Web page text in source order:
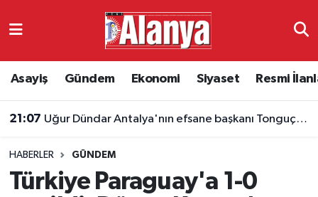
Asayiş Gündem Ekonomi Siyaset Resmi
21:07 Uğur Dündar Antalya'nın efsane başkanı Tonguç'u kaleme aldı
HABERLER GÜNDEM
Türkiye Paraguay'a 1-0
Ekonomi
Antalya Namaz Vakitleri